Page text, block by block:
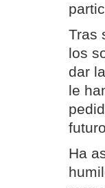
Tras
los
dar
le
Ha